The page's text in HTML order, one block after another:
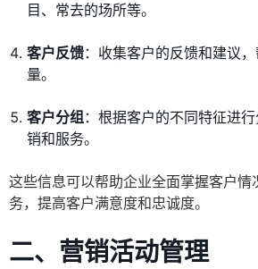
目、常去的场所等。
客户反馈：收集客户的反馈和建议
量。
客户分组：根据客户的不同特征进
销和服务。
这些信息可以帮助企业全面掌握客户情
务，提高客户满意度和忠诚度。
二、营销活动管理